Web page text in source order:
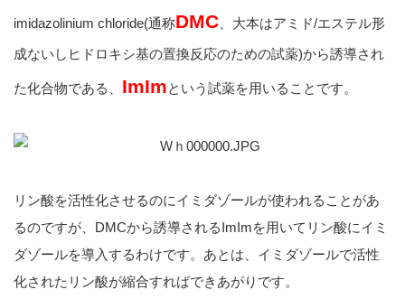
imidazolinium chloride(通称DMC 、大本はアミド/エステル形
成ないしヒドロキシ基の置換反応のための試薬)から誘導され
た化合物である、 ImImという試薬を用いることです。
リン酸を活性化させるのにイミダゾールが使われることがあ
るのですが、DMCから誘導されるImImを用いてリン酸にイミ
ダゾールを導入するわけです。あとは、イミダゾールで活性
化されたリン酸が縮合すればできあがりです。